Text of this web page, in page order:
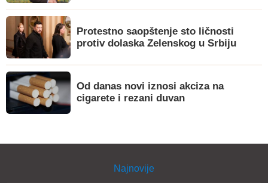
Protestno saopštenje sto ličnosti
protiv dolaska Zelenskog u Srbiju
Od danas novi iznosi akciza na
cigarete i rezani duvan
Najnovije